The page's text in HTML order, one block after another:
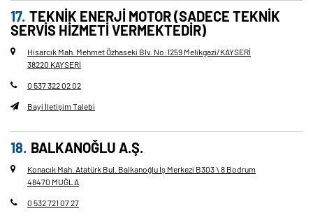
TEKNİK ENERJİ MOTOR (SADECE TEKNIK
SERVIS HIZMETI VERMEKTEDIR)
Hisarcık Mah. Mehmet Özhaseki Blv. No:1259 Melikgazi/KAYSERİ
38220 KAYSERİ
0 537 322 02 02
Bayi İletişim Talebi
BALKANOĞLU A.Ş.
Konacık Mah. Atatürk Bul. Balkanoğlu İş Merkezi B303 \ 8 Bodrum
48470 MUĞLA
0 532 721 07 27